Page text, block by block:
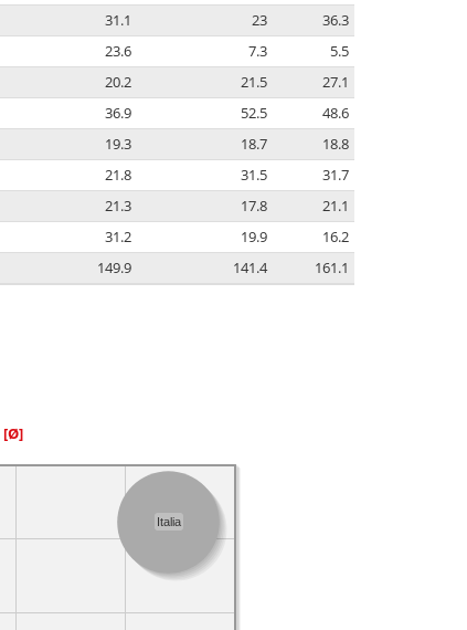
31.1 23
36.3
23.6 7.3
5.5
20.2 21.5
27.1
36.9 52.5
48.6
19.3 18.7
18.8
21.8 31.5
31.7
21.3 17.8
21.1
31.2 19.9
16.2
149.9 141.4 161.1
[Ø]
Italia